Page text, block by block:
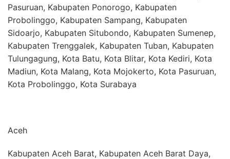
Pasuruan, Kabupaten Ponorogo, Kabupaten
Probolinggo, Kabupaten Sampang, Kabupaten
Sidoarjo, Kabupaten Situbondo, Kabupaten Sumenep,
Kabupaten Trenggalek, Kabupaten Tuban, Kabupaten
Tulungagung, Kota Batu, Kota Blitar, Kota Kediri, Kota
Madiun, Kota Malang, Kota Mojokerto, Kota Pasuruan,
Kota Probolinggo, Kota Surabaya
Aceh
Kabupaten Aceh Barat, Kabupaten Aceh Barat Daya,